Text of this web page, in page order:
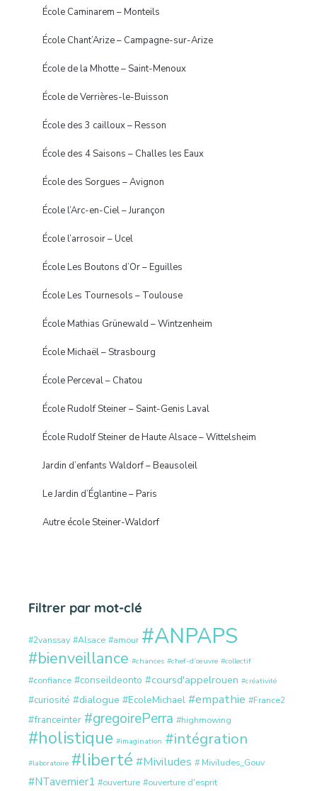
École Caminarem – Monteils
École Chant’Arize – Campagne-sur-Arize
École de la Mhotte – Saint-Menoux
École de Verrières-le-Buisson
École des 3 cailloux – Resson
École des 4 Saisons – Challes les Eaux
École des Sorgues – Avignon
École l’Arc-en-Ciel – Jurançon
École l’arrosoir – Ucel
École Les Boutons d’Or – Eguilles
École Les Tournesols – Toulouse
École Mathias Grünewald – Wintzenheim
École Michaël – Strasbourg
École Perceval – Chatou
École Rudolf Steiner – Saint-Genis Laval
École Rudolf Steiner de Haute Alsace – Wittelsheim
Jardin d’enfants Waldorf – Beausoleil
Le Jardin d’Églantine – Paris
Autre école Steiner-Waldorf
Filtrer par mot-clé
#2vanssay #Alsace #amour #ANPAPS
#bienveillance #chances #chef-d’œuvre #collectif
#confiance #conseildeonto #coursd'appelrouen #créativité
#curiosité #dialogue #EcoleMichael #empathie #France2
#franceinter #gregoirePerra #highmowing
#holistique #imagination #intégration
#laboratoire #liberté #Miviludes # Miviludes_Gouv
#NTavernier1 #ouverture #ouverture d'esprit